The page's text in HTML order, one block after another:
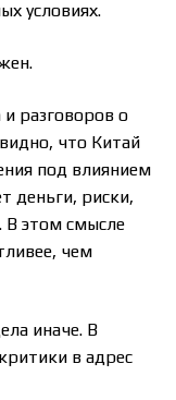
условиях.
разговоров о
что Китай
под влиянием
деньги, риски,
В этом смысле
чем
иначе. В
в адрес